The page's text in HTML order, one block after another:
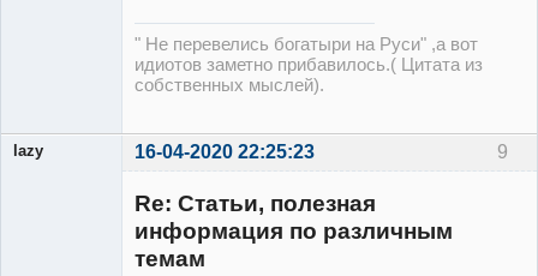
" Не перевелись богатыри на Руси" ,а вот
идиотов заметно прибавилось.( Цитата из
собственных мыслей).
9
lazy 16-04-2020 22:25:23
Re: Статьи, полезная
информация по различным
темам